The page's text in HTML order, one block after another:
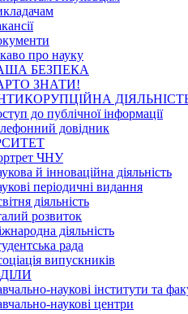
про науку
БЕЗПЕКА
ЗНАТИ!
до публічної інформації
довідник
ЧНУ
й інноваційна діяльність
періодичні видання
діяльність
розвиток
діяльність
рада
випускників
наукові інститути та
наукові центри